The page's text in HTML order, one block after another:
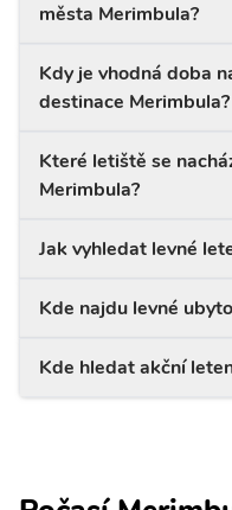
města Merimbula?
Kdy je vhodná doba
destinace Merimbula?
Které letiště se
Merimbula?
Jak vyhledat levné
Kde najdu levné
Kde hledat akční